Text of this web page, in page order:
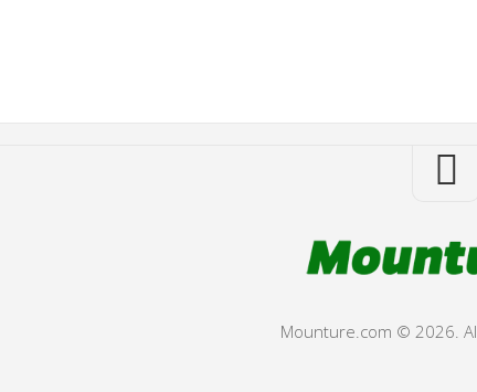
Mounture.com © 2026.